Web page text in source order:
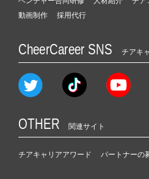
動画制作
採用代行
CheerCareer SNS チアキ
OTHER 関連サイト
チアキャリアアワード パートナーの